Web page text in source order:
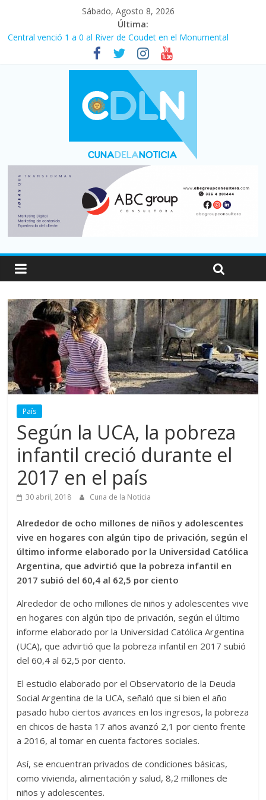
Sábado, Agosto 8, 2026
Última:
Central venció 1 a 0 al River de Coudet en el Monumental
La morosidad alcanzó su nivel más alto en dos décadas y ya
afecta a 400 mil deudores en Santa Fe
Desde que asumió Milei cerraron 41.000 kioscos: el sector
denuncia crisis como en 2001
Vacaciones de invierno con más movimiento y consumo
turístico: 4,6 millones de personas viajaron por el país, un 5,9%
Fuerte caída de la venta de autos usados en julio: bajó un 12,6%
País
Según la UCA, la pobreza
infantil creció durante el
2017 en el país
30 abril, 2018 Cuna de la Noticia
Alrededor de ocho millones de niños y adolescentes
vive en hogares con algún tipo de privación, según el
último informe elaborado por la Universidad Católica
Argentina, que advirtió que la pobreza infantil en
2017 subió del 60,4 al 62,5 por ciento
Alrededor de ocho millones de niños y adolescentes vive
en hogares con algún tipo de privación, según el último
informe elaborado por la Universidad Católica Argentina
(UCA), que advirtió que la pobreza infantil en 2017 subió
del 60,4 al 62,5 por ciento.
El estudio elaborado por el Observatorio de la Deuda
Social Argentina de la UCA, señaló que si bien el año
pasado hubo ciertos avances en los ingresos, la pobreza
en chicos de hasta 17 años avanzó 2,1 por ciento frente
a 2016, al tomar en cuenta factores sociales.
Así, se encuentran privados de condiciones básicas,
como vivienda, alimentación y salud, 8,2 millones de
niños y adolescentes.